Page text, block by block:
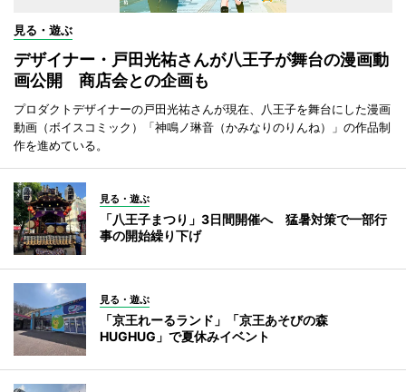
見る・遊ぶ
デザイナー・戸田光祐さんが八王子が舞台の漫画動
画公開 商店会との企画も
プロダクトデザイナーの戸田光祐さんが現在、八王子を舞台にした漫画
動画（ボイスコミック）「神鳴ノ琳音（かみなりのりんね）」の作品制
作を進めている。
見る・遊ぶ
「八王子まつり」3日間開催へ 猛暑対策で一部行
事の開始繰り下げ
見る・遊ぶ
「京王れーるランド」「京王あそびの森
HUGHUG」で夏休みイベント